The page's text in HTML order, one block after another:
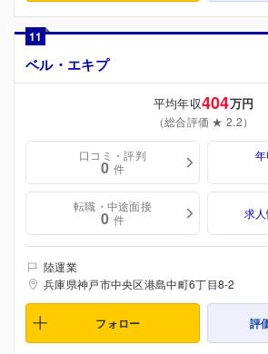
11
ベル・エキプ
平均年収404万円
（総合評価 ★ 2.2）
口コミ・評判
0 件
転職・中途面接
0 件 求
陸運業
兵庫県神戸市中央区港島中町6丁目8-2
フォロー 評